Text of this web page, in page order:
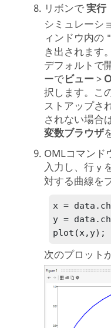
リボンで実行
シミュレーシ
ィンドウ内の
き出されます。
デフォルトで
ーでビュー >
択します。こ
ストアップさ
されない場合
変数ブラウザ
OMLコマンド
入力し、行 y
対する曲線を
x =
y =
plot(x,y);
次のプロット